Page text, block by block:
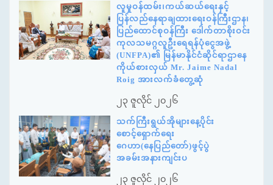
လူမှုဝန်ထမ်း၊ကယ်ဆယ်ရေးနှင့်
ပြန်လည်နေရာချထားရေးဝန်ကြီးဌာန၊
ပြည်ထောင်စုဝန်ကြီး ဒေါက်တာစိုးဝင်း
ကုလသမဂ္ဂလူဦးရေရန်ပုံငွေအဖွဲ့
(UNFPA)၏ မြန်မာနိုင်ငံဆိုင်ရာဌာနေ
ကိုယ်စားလှယ် Mr. Jaime Nadal
Roig အားလက်ခံတွေ့ဆုံ
၂၃ ဇူလိုင် ၂၀၂၆
သက်ကြီးရွယ်အိုများနေ့ပိုင်း
စောင့်ရှောက်ရေး
ဂေဟာ(နေပြည်တော်)ဖွင့်ပွဲ
အခမ်းအနားကျင်းပ
၂၃ ဇူလိုင် ၂၀၂၆